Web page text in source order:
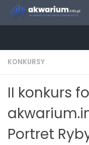
Skip to content
KONKURSY
II konkurs
Portret